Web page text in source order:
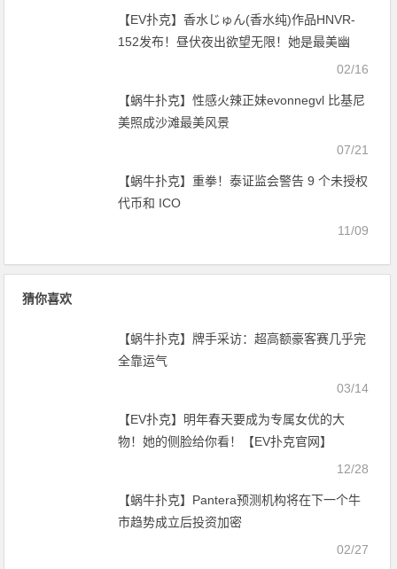
【EV扑克】香水じゅん(香水纯)作品HNVR-
152发布！昼伏夜出欲望无限！她是最美幽
02/16
【蜗牛扑克】性感火辣正妹evonnegvl 比基尼
美照成沙滩最美风景
07/21
【蜗牛扑克】重拳！泰证监会警告 9 个未授权
代币和 ICO
11/09
猜你喜欢
【蜗牛扑克】牌手采访：超高额豪客赛几乎完
全靠运气
03/14
【EV扑克】明年春天要成为专属女优的大
物！她的侧脸给你看！【EV扑克官网】
12/28
【蜗牛扑克】Pantera预测机构将在下一个牛
市趋势成立后投资加密
02/27